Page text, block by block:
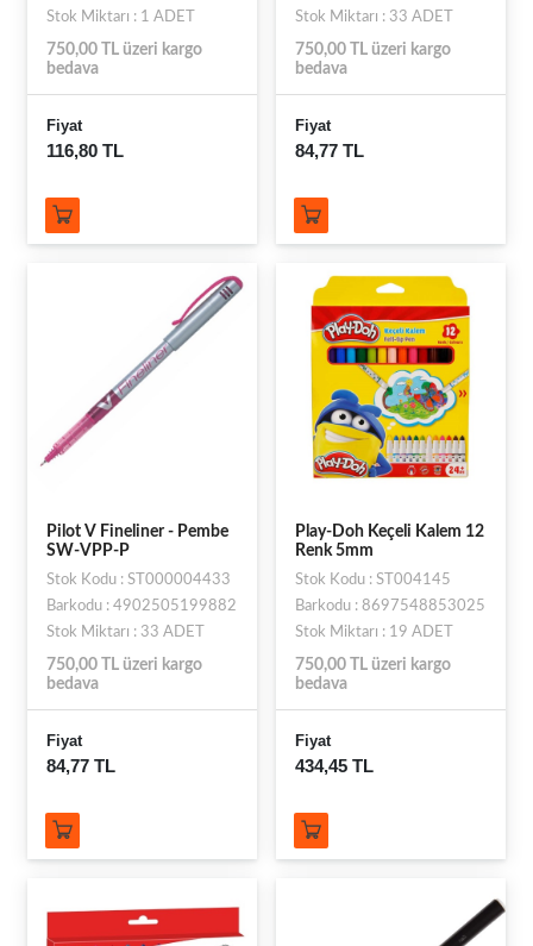
Stok Miktarı : 1 ADET
750,00 TL üzeri kargo
bedava
Fiyat
116,80 TL
Stok Miktarı : 33 ADET
750,00 TL üzeri kargo
bedava
Fiyat
84,77 TL
Pilot V Fineliner - Pembe
SW-VPP-P
Stok Kodu : ST000004433
Barkodu : 4902505199882
Stok Miktarı : 33 ADET
750,00 TL üzeri kargo
bedava
Fiyat
84,77 TL
Play-Doh Keçeli Kalem 12
Renk 5mm
Stok Kodu : ST004145
Barkodu : 8697548853025
Stok Miktarı : 19 ADET
750,00 TL üzeri kargo
bedava
Fiyat
434,45 TL